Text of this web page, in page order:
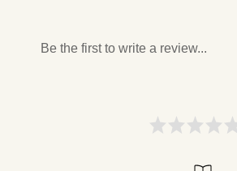
Be the first to write a review...